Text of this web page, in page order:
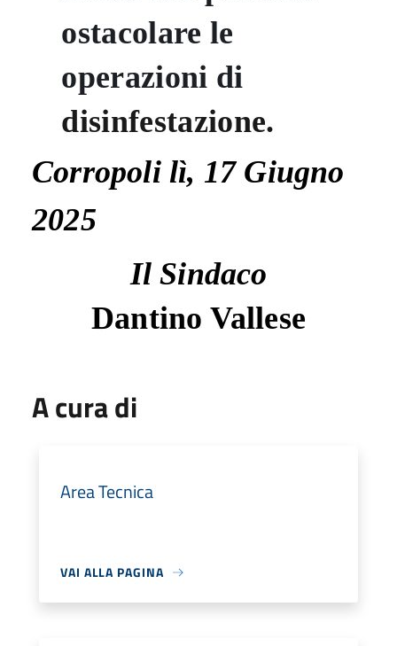
ostacolare le
operazioni di
disinfestazione.
Corropoli lì, 17 Giugno
2025
Il Sindaco
Dantino Vallese
A cura di
Area Tecnica
VAI ALLA PAGINA